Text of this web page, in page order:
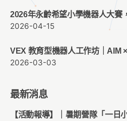
2026年永齡希望小學機器人大賽
2026-04-15
VEX 教育型機器人工作坊｜AIM
2026-03-03
最新消息
【活動報導】｜暑期營隊「一日